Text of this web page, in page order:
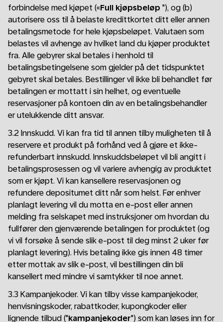
forbindelse med kjøpet («Full kjøpsbeløp "), og (b)
autorisere oss til å belaste kredittkortet ditt eller annen
betalingsmetode for hele kjøpsbeløpet. Valutaen som
belastes vil avhenge av hvilket land du kjøper produktet
fra. Alle gebyrer skal betales i henhold til
betalingsbetingelsene som gjelder på det tidspunktet
gebyret skal betales. Bestillinger vil ikke bli behandlet før
betalingen er mottatt i sin helhet, og eventuelle
reservasjoner på kontoen din av en betalingsbehandler
er utelukkende ditt ansvar.
3.2 Innskudd. Vi kan fra tid til annen tilby muligheten til å
reservere et produkt på forhånd ved å gjøre et ikke-
refunderbart innskudd. Innskuddsbeløpet vil bli angitt i
betalingsprosessen og vil variere avhengig av produktet
som er kjøpt. Vi kan kansellere reservasjonen og
refundere depositumet ditt når som helst. Før enhver
planlagt levering vil du motta en e-post eller annen
melding fra selskapet med instruksjoner om hvordan du
fullfører den gjenværende betalingen for produktet (og
vi vil forsøke å sende slik e-post til deg minst 2 uker før
planlagt levering). Hvis betaling ikke gis innen 48 timer
etter mottak av slik e-post, vil bestillingen din bli
kansellert med mindre vi samtykker til noe annet.
3.3 Kampanjekoder. Vi kan tilby visse kampanjekoder,
henvisningskoder, rabattkoder, kupongkoder eller
lignende tilbud ("kampanjekoder") som kan løses inn for